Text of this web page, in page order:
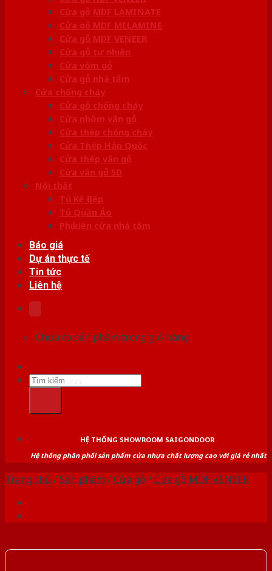
Cửa gỗ MDF LAMINATE
Cửa gỗ MDF MELAMINE
Cửa gỗ MDF VENEER
Cửa gỗ tự nhiên
Cửa vòm gỗ
Cửa gỗ nhà tắm
Cửa chống cháy
Cửa gỗ chống cháy
Cửa nhôm vân gỗ
Cửa thép chống cháy
Cửa Thép Hàn Quốc
Cửa thép vân gỗ
Cửa vân gỗ 5D
Nội thất
Tủ Kệ Bếp
Tủ Quần Áo
Phụ kiện cửa nhà tắm
Báo giá
Dự án thực tế
Tin tức
Liên hệ
Chưa có sản phẩm trong giỏ hàng.
Tìm
kiếm:
HỆ THỐNG SHOWROOM SAIGONDOOR
Hệ thống phân phối sản phẩm cửa nhựa chất lượng cao với giá rẻ nhất
Trang chủ /Sản phẩm /Cửa gỗ /Cửa gỗ MDF VENEER